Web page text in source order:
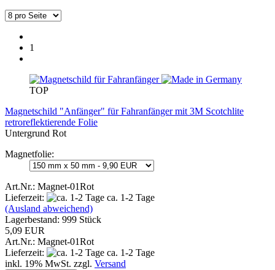
1
TOP
Magnetschild "Anfänger" für Fahranfänger mit 3M Scotchlite
retroreflektierende Folie
Untergrund Rot
Magnetfolie:
Art.Nr.: Magnet-01Rot
Lieferzeit:
ca. 1-2 Tage
(Ausland abweichend)
Lagerbestand: 999 Stück
5,09 EUR
Art.Nr.: Magnet-01Rot
Lieferzeit:
ca. 1-2 Tage
inkl. 19% MwSt. zzgl. Versand